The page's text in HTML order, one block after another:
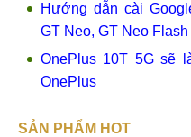
Hướng dẫn cài
GT Neo, GT Neo Flash
OnePlus 10T 5G sẽ
OnePlus
SẢN PHẨM HOT